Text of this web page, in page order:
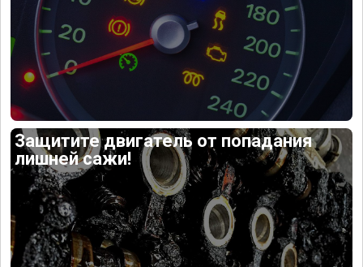
Защитите двигатель от попадания
лишней сажи!